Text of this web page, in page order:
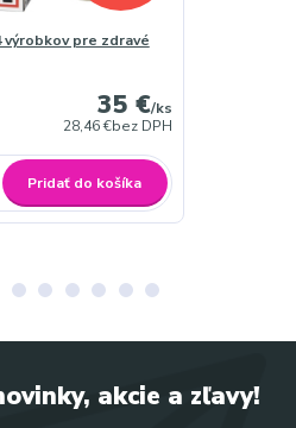
výrobkov pre zdravé
35 €/ks
28,46 €bez DPH
Pridať do košíka
akcie a zľavy!